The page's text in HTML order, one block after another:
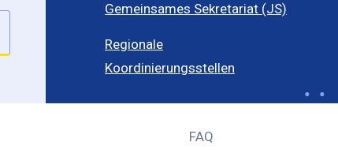
Gemeinsames Sekretariat (JS)
Regionale
Koordinierungsstellen
FAQ